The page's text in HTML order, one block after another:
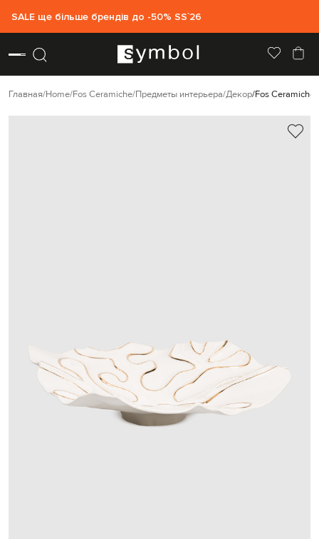
SALE ще більше брендів до -50% SS`26
Главная Home Fos Ceramiche Предметы интерьера Декор Fos